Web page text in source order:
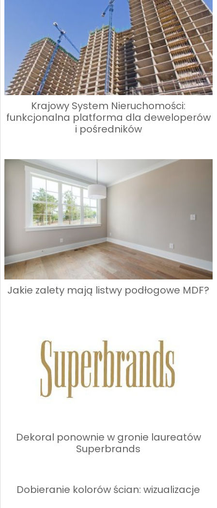
Krajowy System Nieruchomości:
funkcjonalna platforma dla deweloperów
i pośredników
Jakie zalety mają listwy podłogowe MDF?
Dekoral ponownie w gronie laureatów
Superbrands
Dobieranie kolorów ścian: wizualizacje